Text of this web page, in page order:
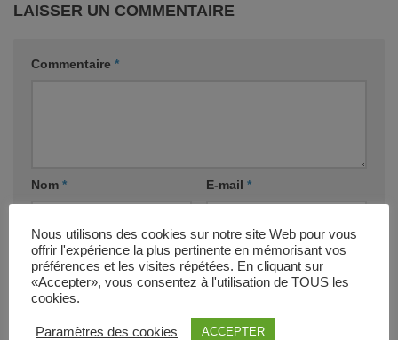
LAISSER UN COMMENTAIRE
Commentaire *
Nom * E-mail *
Site web
Nous utilisons des cookies sur notre site Web pour vous
offrir l'expérience la plus pertinente en mémorisant vos
préférences et les visites répétées. En cliquant sur
«Accepter», vous consentez à l'utilisation de TOUS les
cookies.
Paramètres des cookies ACCEPTER